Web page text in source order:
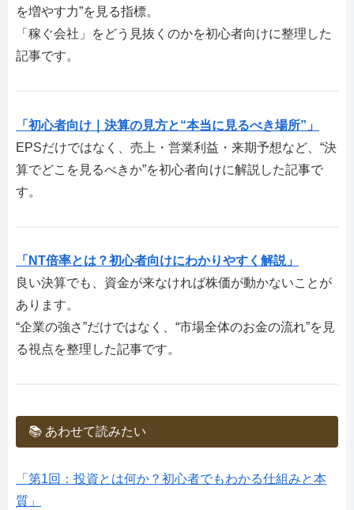
を増やす力”を見る指標。
「稼ぐ会社」をどう見抜くのかを初心者向けに整理した
記事です。
「初心者向け｜決算の見方と“本当に見るべき場所”」
EPSだけではなく、売上・営業利益・来期予想など、“決
算でどこを見るべきか”を初心者向けに解説した記事で
す。
「NT倍率とは？初心者向けにわかりやすく解説」
良い決算でも、資金が来なければ株価が動かないことが
あります。
“企業の強さ”だけではなく、“市場全体のお金の流れ”を見
る視点を整理した記事です。
📚 あわせて読みたい
「第1回：投資とは何か？初心者でもわかる仕組みと本
質」